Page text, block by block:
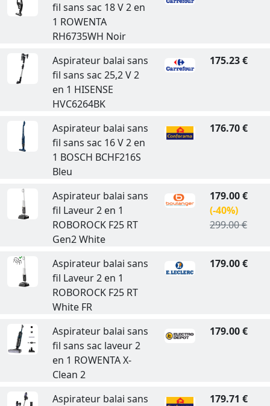
fil sans sac 18 V 2 en
1 ROWENTA
RH6735WH Noir
Aspirateur balai sans
fil sans sac 25,2 V 2
en 1 HISENSE
HVC6264BK
175.23 €
Aspirateur balai sans
fil sans sac 16 V 2 en
1 BOSCH BCHF216S
Bleu
176.70 €
Aspirateur balai sans
fil Laveur 2 en 1
ROBOROCK F25 RT
Gen2 White
179.00 €
(-40%)
299.00 €
Aspirateur balai sans
fil Laveur 2 en 1
ROBOROCK F25 RT
White FR
179.00 €
Aspirateur balai sans
fil sans sac laveur 2
en 1 ROWENTA X-
Clean 2
179.00 €
Aspirateur balai sans
179.71 €